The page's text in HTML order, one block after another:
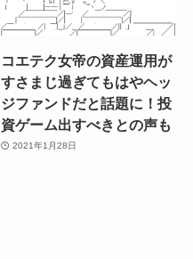
コエテク女帝の資産運用が
すさまじ過ぎてもはやヘッ
ジファンドだと話題に！投
資ゲーム出すべきとの声も
2021年1月28日